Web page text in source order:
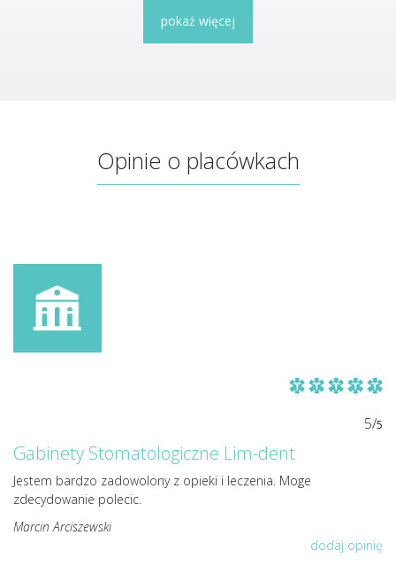
pokaż więcej
Opinie o placówkach
5/5
Gabinety Stomatologiczne Lim-dent
Jestem bardzo zadowolony z opieki i leczenia. Moge
zdecydowanie polecic.
Marcin Arciszewski
dodaj opinię